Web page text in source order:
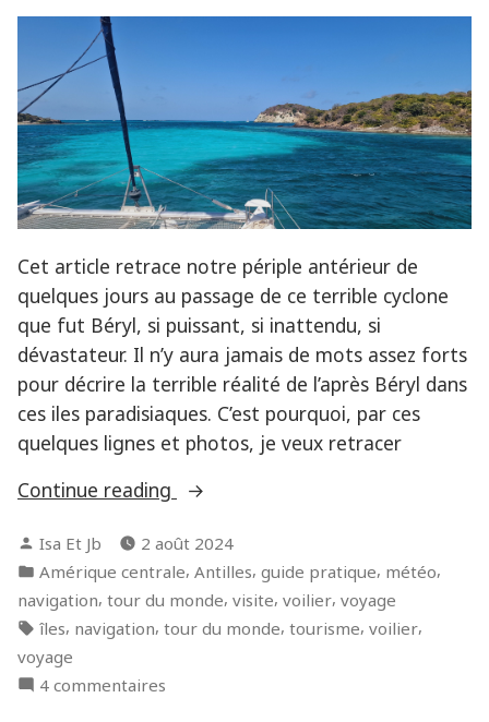
Cet article retrace notre périple antérieur de
quelques jours au passage de ce terrible cyclone
que fut Béryl, si puissant, si inattendu, si
dévastateur. Il n’y aura jamais de mots assez forts
pour décrire la terrible réalité de l’après Béryl dans
ces iles paradisiaques. C’est pourquoi, par ces
quelques lignes et photos, je veux retracer
Continue reading
« Les
et
Carriacou,
avant
le
Posted
by
Isa Et Jb
2 août 2024
Posted
in
Amérique centrale, Antilles, guide pratique, météo,
navigation, tour du monde, visite, voilier, voyage
Tags:
îles, navigation, tour du monde, tourisme, voilier,
voyage
4 commentaires